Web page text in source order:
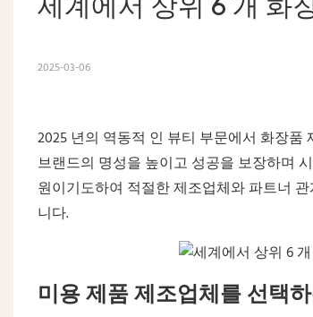
세계에서 상위 6 개 화
2025-03-06
2025 년의 역동적 인 뷰티 부문에서 화장
브랜드의 명성을 높이고 성공을 보장하며
원이기도하여 적절한 제조업체와 파트너
니다.
미용 제품 제조업체를 선택